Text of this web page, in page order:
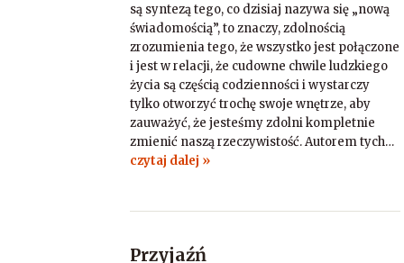
są syntezą tego, co dzisiaj nazywa się „nową
świadomością”, to znaczy, zdolnością
zrozumienia tego, że wszystko jest połączone
i jest w relacji, że cudowne chwile ludzkiego
życia są częścią codzienności i wystarczy
tylko otworzyć trochę swoje wnętrze, aby
zauważyć, że jesteśmy zdolni kompletnie
zmienić naszą rzeczywistość. Autorem tych…
czytaj dalej »
Przyjaźń